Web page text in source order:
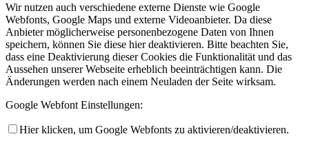
Wir nutzen auch verschiedene externe Dienste wie Google
Webfonts, Google Maps und externe Videoanbieter. Da diese
Anbieter möglicherweise personenbezogene Daten von Ihnen
speichern, können Sie diese hier deaktivieren. Bitte beachten Sie,
dass eine Deaktivierung dieser Cookies die Funktionalität und das
Aussehen unserer Webseite erheblich beeinträchtigen kann. Die
Änderungen werden nach einem Neuladen der Seite wirksam.
Google Webfont Einstellungen:
Hier klicken, um Google Webfonts zu aktivieren/deaktivieren.